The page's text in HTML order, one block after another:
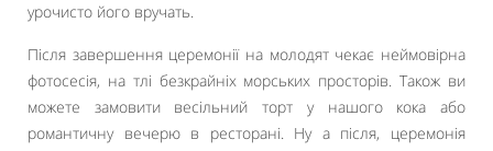
урочисто його вручать.
Після завершення церемонії на молодят чекає неймовірна
фотосесія, на тлі безкрайніх морських просторів. Також ви
можете замовити весільний торт у нашого кока або
романтичну вечерю в ресторані. Ну а після, церемонія